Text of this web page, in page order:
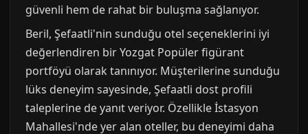
güvenli hem de rahat bir buluşma sağlanıyor.
Beril, Şefaatli'nin sunduğu otel seçeneklerini iyi
değerlendiren bir Yozgat Popüler figürant
portföyü olarak tanınıyor. Müşterilerine sunduğu
lüks deneyim sayesinde, Şefaatli dost profili
taleplerine de yanıt veriyor. Özellikle İstasyon
Mahallesi'nde yer alan oteller, bu deneyimi daha